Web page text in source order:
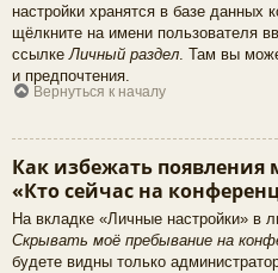
настройки хранятся в базе данных
щёлкните на имени пользователя
ссылке Личный раздел . Там вы
и предпочтения.
Вернуться к началу
Как избежать появления
«Кто сейчас на
На вкладке «Личные настройки» в
Скрывать моё пребывание на
будете видны только